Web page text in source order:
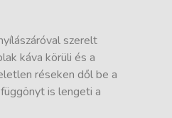
szerelt
káva körüli és a
réseken dől be a
is lengeti a